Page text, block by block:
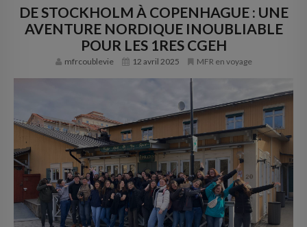
MOBILITÉ
INFOS PRATIQUES
CONTACT
DE STOCKHOLM À COPENHAGUE : UNE
AVENTURE NORDIQUE INOUBLIABLE
POUR LES 1RES CGEH
mfrcoublevie 12 avril 2025 MFR en voyage